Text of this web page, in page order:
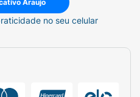
Araujo
no seu celular